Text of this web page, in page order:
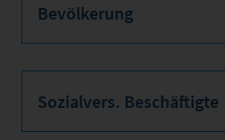
Bevölkerung
Sozialvers. Beschäftigte